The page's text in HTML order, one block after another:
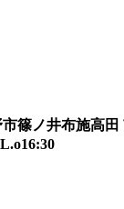
篠ノ井布施高田